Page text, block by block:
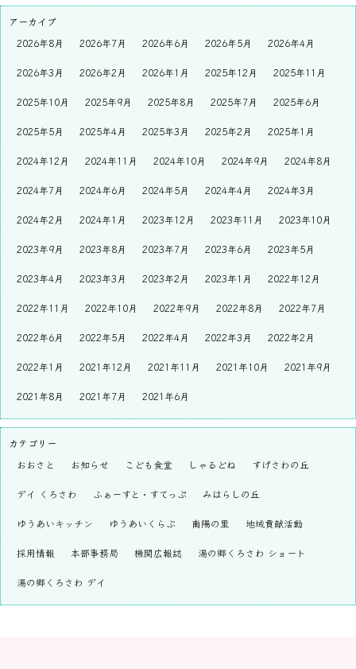
アーカイブ
2026年8月
2026年7月 2026年6月 2026年5月 2026年4月
2026年3月 2026年2月 2026年1月 2025年12月 2025年11月
2025年10月 2025年9月 2025年8月 2025年7月 2025年6月
2025年5月 2025年4月 2025年3月 2025年2月 2025年1月
2024年12月 2024年11月 2024年10月 2024年9月 2024年8月
2024年7月 2024年6月 2024年5月 2024年4月 2024年3月
2024年2月 2024年1月 2023年12月 2023年11月 2023年10月
2023年9月 2023年8月 2023年7月 2023年6月 2023年5月
2023年4月 2023年3月 2023年2月 2023年1月 2022年12月
2022年11月 2022年10月 2022年9月 2022年8月 2022年7月
2022年6月 2022年5月 2022年4月 2022年3月 2022年2月
2022年1月 2021年12月 2021年11月 2021年10月 2021年9月
2021年8月 2021年7月 2021年6月
カテゴリー
おおさと
お知らせ こども食堂 しゃるどね すげさわの丘
デイ くろさわ ふぁーすと・すてっぷ みはらしの丘
ゆうあいキッチン ゆうあいくらぶ 南陽の里 地域貢献活動
採用情報 本部事務局 機関広報誌 湯の郷くろさわ ショート
湯の郷くろさわ デイ